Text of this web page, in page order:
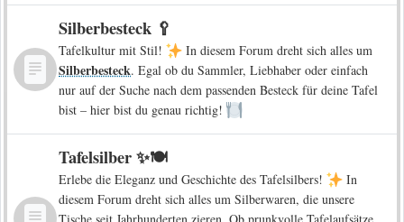
Silberbesteck 🥄
Tafelkultur mit Stil! In diesem Forum dreht sich alles um
Silberbesteck. Egal ob du Sammler, Liebhaber oder einfach
nur auf der Suche nach dem passenden Besteck für deine Tafel
bist – hier bist du genau richtig!
Tafelsilber ✨🍽️
Erlebe die Eleganz und Geschichte des Tafelsilbers!
In
diesem Forum dreht sich alles um Silberwaren, die unsere